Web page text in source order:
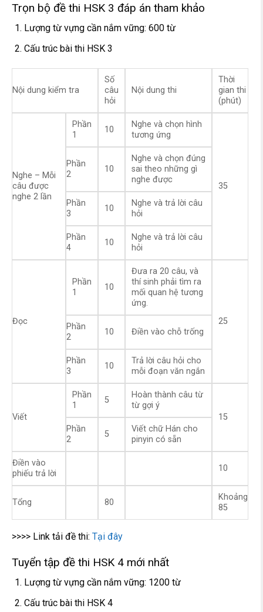
Trọn bộ đề thi HSK 3 đáp án tham khảo
Lượng từ vựng cần nắm vững: 600 từ
Cấu trúc bài thi HSK 3
Nội dung kiểm tra
Số
câu
hỏi
Nội dung thi
Thời
gian thi
(phút)
Nghe – Mỗi
câu được
nghe 2 lần
Phần
1
10
Nghe và chọn hình
tương ứng
35
Phần
2
10
Nghe và chọn đúng
sai theo những gì
nghe được
Phần
3
10
Nghe và trả lời câu
hỏi
Phần
4
10
Nghe và trả lời câu
hỏi
Đọc
Phần
1
10
Đưa ra 20 câu, và
thí sinh phải tìm ra
mối quan hệ tương
ứng.
25
Phần
2
10 Điền vào chỗ trống
Phần
3
10
Trả lời câu hỏi cho
mỗi đoạn văn ngắn
Viết
Phần
1
5
Hoàn thành câu từ
từ gợi ý
15
Phần
2
5
Viết chữ Hán cho
pinyin có sẵn
Điền vào
phiếu trả lời
10
Tổng 80
Khoảng
85
>>>> Link tải đề thi: Tại đây
Tuyển tập đề thi HSK 4 mới nhất
Lượng từ vựng cần nắm vững: 1200 từ
Cấu trúc bài thi HSK 4